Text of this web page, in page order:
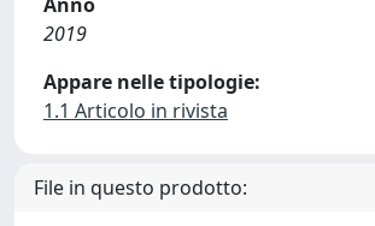
2019
Appare nelle tipologie:
1.1 Articolo in rivista
File in questo prodotto: